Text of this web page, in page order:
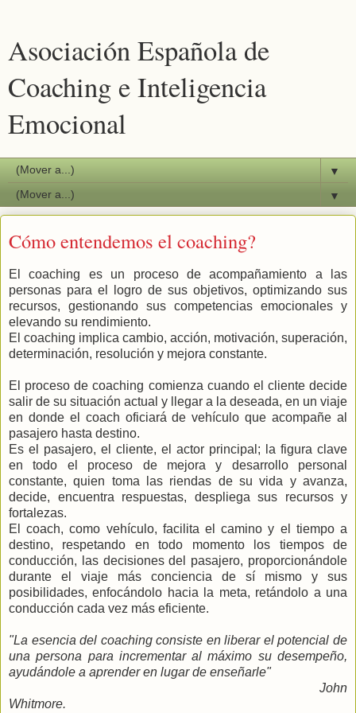
Asociación Española de
Coaching e Inteligencia
Emocional
▼
▼
Cómo entendemos el coaching?
El coaching es un proceso de acompañamiento a las
personas para el logro de sus objetivos, optimizando sus
recursos, gestionando sus competencias emocionales y
elevando su rendimiento.
El coaching implica cambio, acción, motivación, superación,
determinación, resolución y mejora constante.
El proceso de coaching comienza cuando el cliente decide
salir de su situación actual y llegar a la deseada, en un viaje
en donde el coach oficiará de vehículo que acompañe al
pasajero hasta destino.
Es el pasajero, el cliente, el actor principal; la figura clave
en todo el proceso de mejora y desarrollo personal
constante, quien toma las riendas de su vida y avanza,
decide, encuentra respuestas, despliega sus recursos y
fortalezas.
El coach, como vehículo, facilita el camino y el tiempo a
destino, respetando en todo momento los tiempos de
conducción, las decisiones del pasajero, proporcionándole
durante el viaje más conciencia de sí mismo y sus
posibilidades, enfocándolo hacia la meta, retándolo a una
conducción cada vez más eficiente.
"La esencia del coaching consiste en liberar el potencial de
una persona para incrementar al máximo su desempeño,
ayudándole a aprender en lugar de enseñarle"
John
Whitmore.